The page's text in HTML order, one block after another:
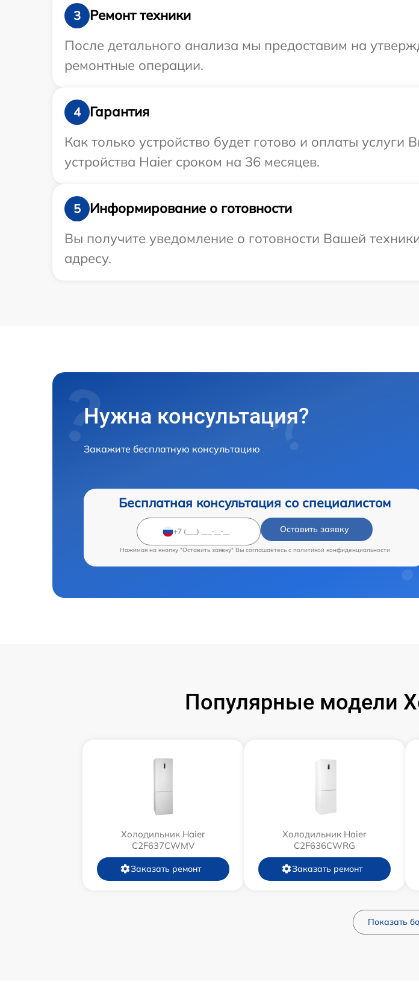
3
Ремонт техники
После детального анализа мы предоставим на
ремонтные операции.
4
Гарантия
Как только устройство будет готово и оплаты
устройства Haier сроком на 36 месяцев.
5
Информирование о готовности
Вы получите уведомление о готовности Вашей
адресу.
Нужна консультация?
Закажите бесплатную консультацию
Бесплатная консультация со специалистом
Оставить заявку
Нажимая на кнопку "Оставить заявку" Вы соглашаетесь c политикой конфиденциальности
Популярные модели
Холодильник Haier
C2F637CWMV
Заказать ремонт
Холодильник Haier
C2F636CWRG
Заказать ремонт
Показать